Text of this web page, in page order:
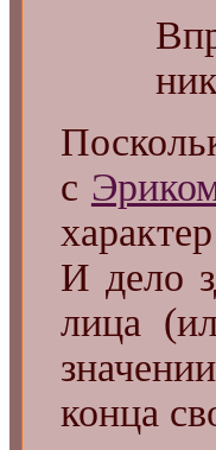
с
И дело
лица
конца